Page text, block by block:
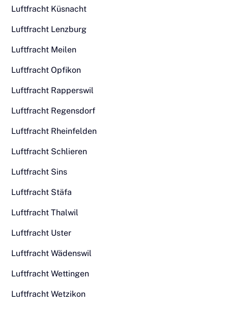
Luftfracht Küsnacht
Luftfracht Lenzburg
Luftfracht Meilen
Luftfracht Opfikon
Luftfracht Rapperswil
Luftfracht Regensdorf
Luftfracht Rheinfelden
Luftfracht Schlieren
Luftfracht Sins
Luftfracht Stäfa
Luftfracht Thalwil
Luftfracht Uster
Luftfracht Wädenswil
Luftfracht Wettingen
Luftfracht Wetzikon